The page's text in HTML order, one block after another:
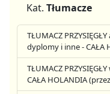
Kat. Tłumacze
TŁUMACZ
dyplomy i inne - CAŁA
TŁUMACZ
CAŁA HOLANDIA